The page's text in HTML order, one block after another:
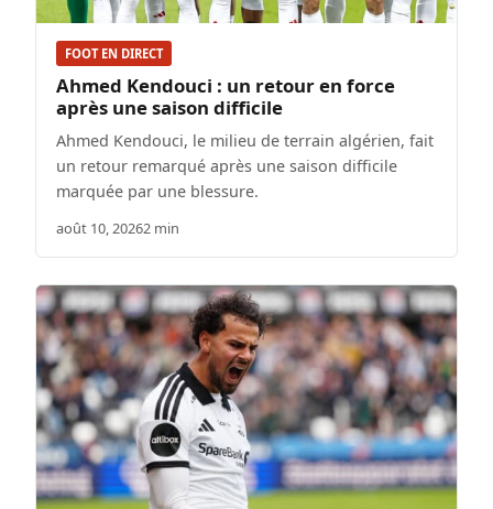
FOOT EN DIRECT
Ahmed Kendouci : un retour en force
après une saison difficile
Ahmed Kendouci, le milieu de terrain algérien, fait
un retour remarqué après une saison difficile
marquée par une blessure.
août 10, 20262 min